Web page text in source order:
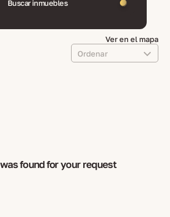
Buscar inmuebles
Ver en el mapa
Ordenar
found for your request